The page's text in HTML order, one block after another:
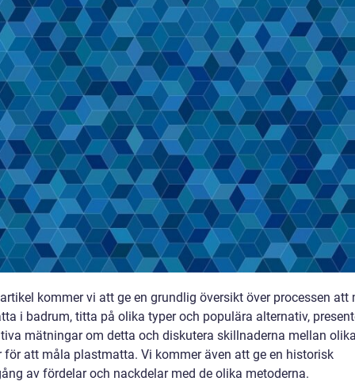
kommer vi att ge en grundlig översikt över processen att
i badrum, titta på olika typer och populära alternativ,
mätningar om detta och diskutera skillnaderna mellan
för att måla plastmatta. Vi kommer även att ge en historisk
av fördelar och nackdelar med de olika metoderna.